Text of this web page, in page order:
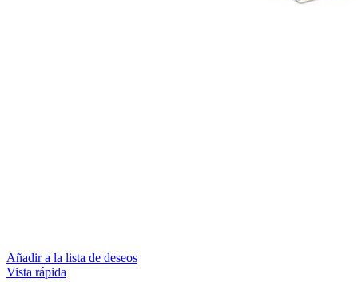
Añadir a la lista de deseos
Vista rápida